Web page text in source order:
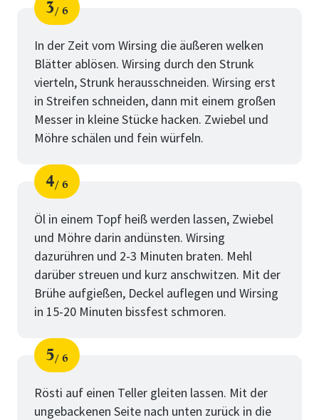
Schritt
3
von
6
In der Zeit vom Wirsing die äußeren welken
Blätter ablösen. Wirsing durch den Strunk
vierteln, Strunk herausschneiden. Wirsing erst
in Streifen schneiden, dann mit einem großen
Messer in kleine Stücke hacken. Zwiebel und
Möhre schälen und fein würfeln.
Schritt
4
von
6
Öl in einem Topf heiß werden lassen, Zwiebel
und Möhre darin andünsten. Wirsing
dazurühren und 2-3 Minuten braten. Mehl
darüber streuen und kurz anschwitzen. Mit der
Brühe aufgießen, Deckel auflegen und Wirsing
in 15-20 Minuten bissfest schmoren.
Schritt
5
von
6
Rösti auf einen Teller gleiten lassen. Mit der
ungebackenen Seite nach unten zurück in die